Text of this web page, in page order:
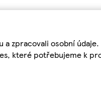
zpracovali osobní
které potřebujeme k